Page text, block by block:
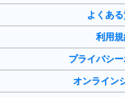
よくあ
利用
プライバシ
オンライン